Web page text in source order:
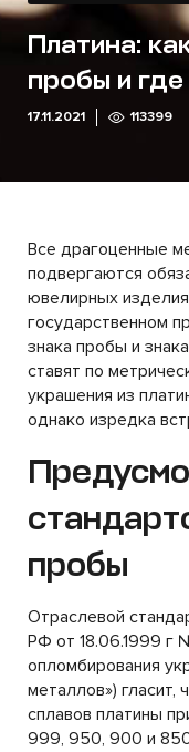
Платина:
пробы и
17.11.2021 113399
Все драгоценные
подвергаются
ювелирных
государственном
знака пробы и
ставят по
украшения из
однако изредка
пробы
Отраслевой
РФ от 18.06.1999 г
опломбирования
металлов») гласит,
сплавов платины
999, 950, 900 и